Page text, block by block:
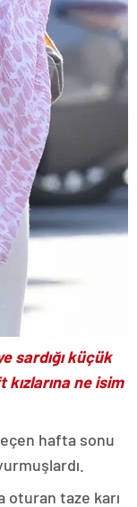
sardığı küçük
kızlarına ne isim
hafta sonu
oturan taze karı